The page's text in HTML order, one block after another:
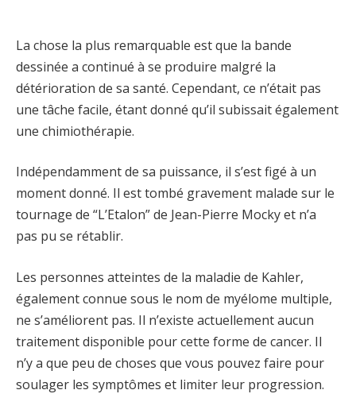
La chose la plus remarquable est que la bande
dessinée a continué à se produire malgré la
détérioration de sa santé. Cependant, ce n’était pas
une tâche facile, étant donné qu’il subissait également
une chimiothérapie.
Indépendamment de sa puissance, il s’est figé à un
moment donné. Il est tombé gravement malade sur le
tournage de “L’Etalon” de Jean-Pierre Mocky et n’a
pas pu se rétablir.
Les personnes atteintes de la maladie de Kahler,
également connue sous le nom de myélome multiple,
ne s’améliorent pas. Il n’existe actuellement aucun
traitement disponible pour cette forme de cancer. Il
n’y a que peu de choses que vous pouvez faire pour
soulager les symptômes et limiter leur progression.